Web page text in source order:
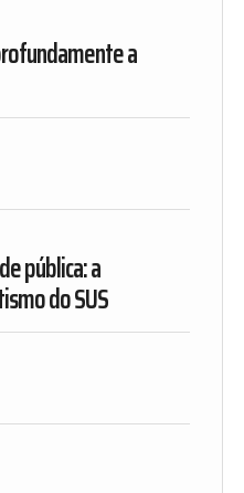
a
pública: a
do SUS